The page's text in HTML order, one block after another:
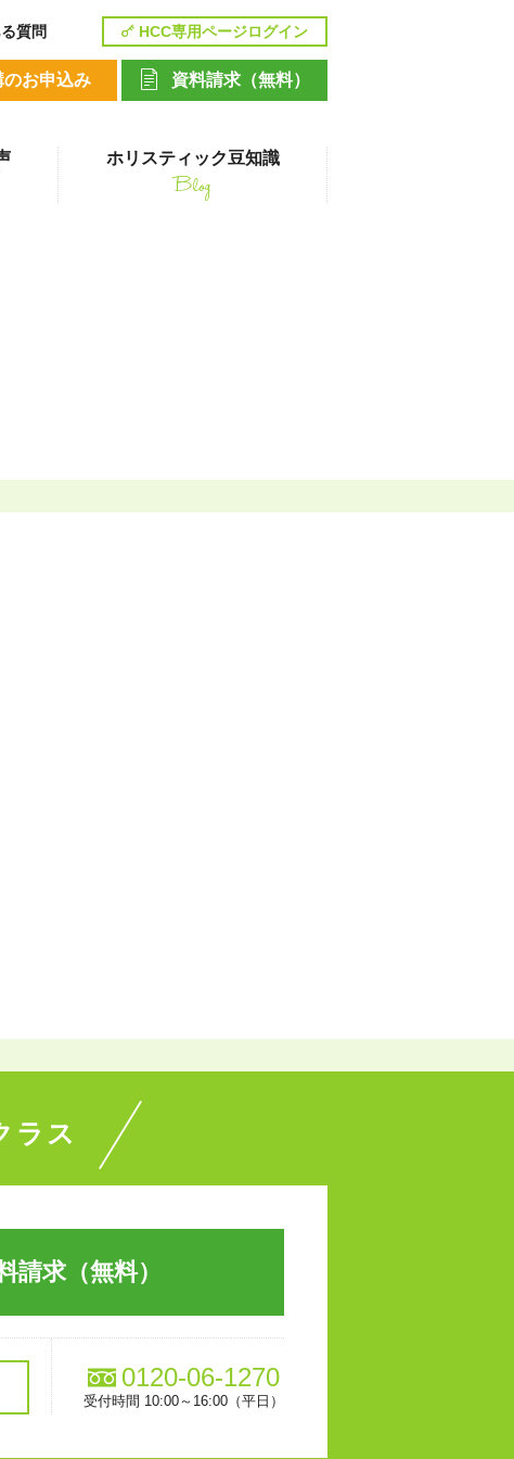
。
ホリスティック豆知識
Blog
のお申込み 資料請求（無料）
HCC専用ページログイン
質問
ラス
請求（無料）
0120-06-1270
受付時間 10:00～16:00（平日）